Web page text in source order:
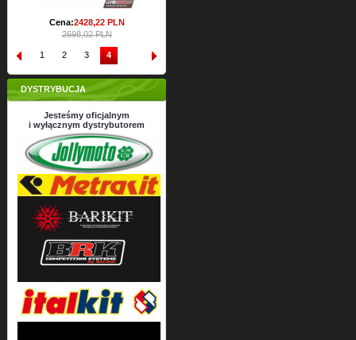
Cena:2428,22PLN
2698,02 PLN
1 2 3 4
DYSTRYBUCJA
Jesteśmy oficjalnym
i wyłącznym dystrybutorem